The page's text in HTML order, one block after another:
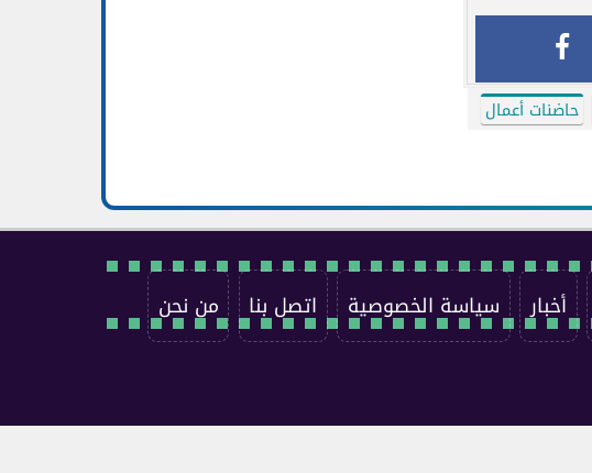
حاضنات أعمال
أخبار سياسة الخصوصية اتصل بنا من نحن